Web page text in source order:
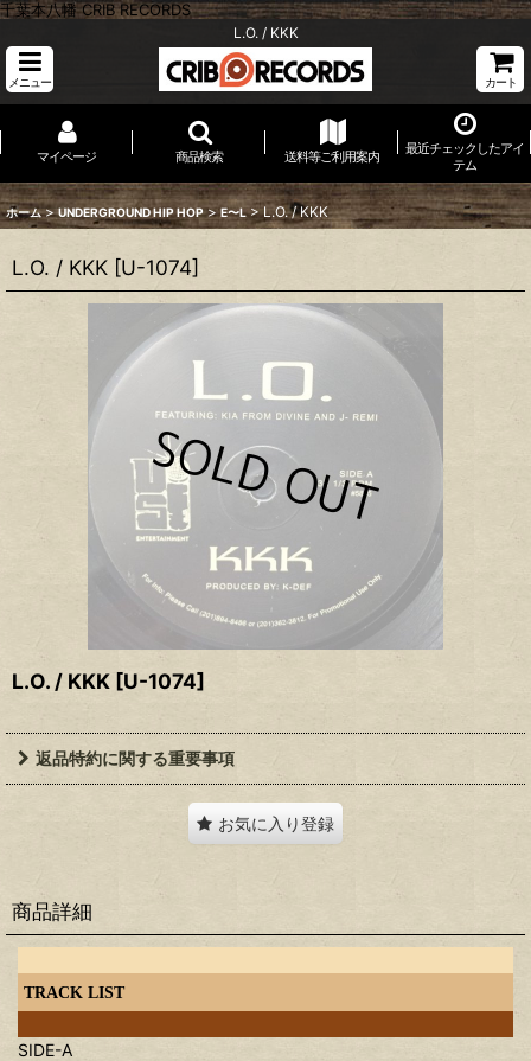
千葉本八幡 CRIB RECORDS
L.O. / KKK
メニュー カート
マイページ 商品検索 送料等ご利用案内
最近チェックしたアイ
テム
ホーム > UNDERGROUND HIP HOP > E〜L > L.O. / KKK
L.O. / KKK [U-1074]
L.O. / KKK [U-1074]
返品特約に関する重要事項
お気に入り登録
商品詳細
TRACK LIST
SIDE-A